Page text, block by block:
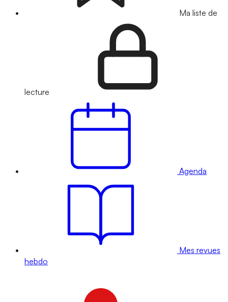
Ma liste de
lecture
Agenda
Mes revues
hebdo